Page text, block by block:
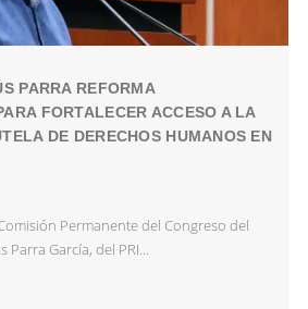
PARRA REFORMA
FORTALECER ACCESO A LA
DE DERECHOS HUMANOS EN
Permanente del Congreso del
Parra García, del PRI...